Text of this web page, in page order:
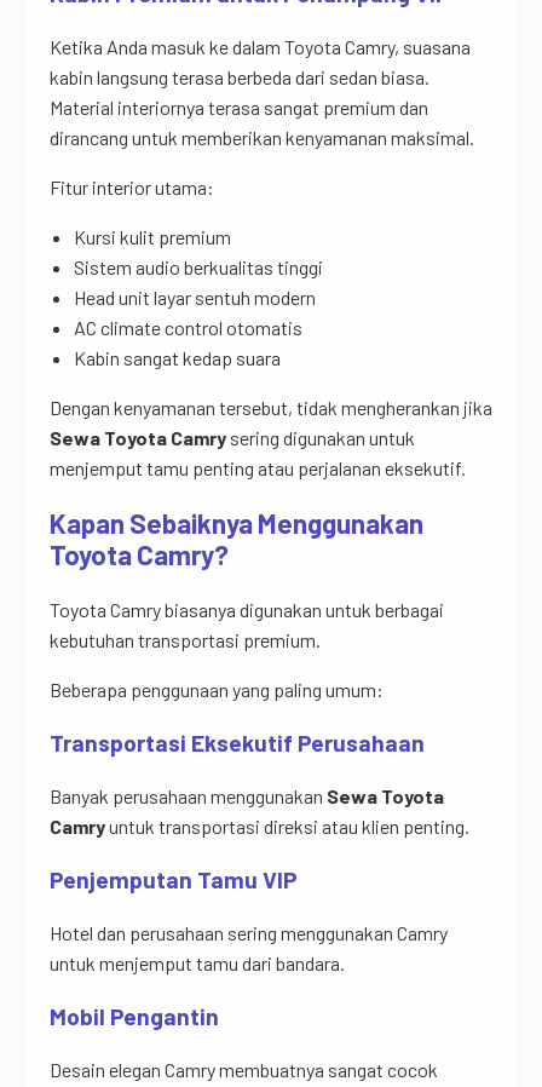
Ketika Anda masuk ke dalam Toyota Camry, suasana
kabin langsung terasa berbeda dari sedan biasa.
Material interiornya terasa sangat premium dan
dirancang untuk memberikan kenyamanan maksimal.
Fitur interior utama:
Kursi kulit premium
Sistem audio berkualitas tinggi
Head unit layar sentuh modern
AC climate control otomatis
Kabin sangat kedap suara
Dengan kenyamanan tersebut, tidak mengherankan jika
Sewa Toyota Camry sering digunakan untuk
menjemput tamu penting atau perjalanan eksekutif.
Kapan Sebaiknya Menggunakan
Toyota Camry?
Toyota Camry biasanya digunakan untuk berbagai
kebutuhan transportasi premium.
Beberapa penggunaan yang paling umum:
Transportasi Eksekutif Perusahaan
Banyak perusahaan menggunakan Sewa Toyota
Camryuntuk transportasi direksi atau klien penting.
Penjemputan Tamu VIP
Hotel dan perusahaan sering menggunakan Camry
untuk menjemput tamu dari bandara.
Mobil Pengantin
Desain elegan Camry membuatnya sangat cocok